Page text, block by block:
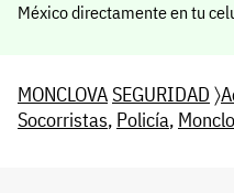
México directamente en tu
MONCLOVA SEGURIDAD 〉
Socorristas, Policía,